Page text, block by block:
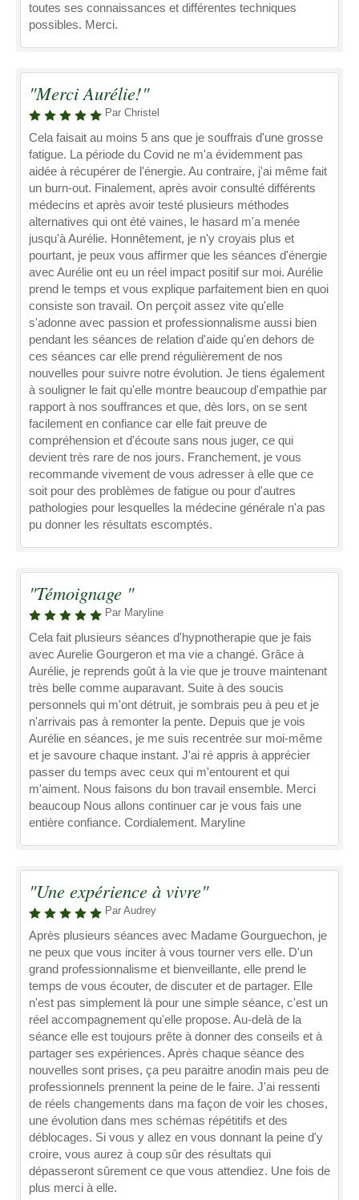
toutes ses connaissances et différentes techniques
possibles. Merci.
"Merci Aurélie!"
Par Christel
Cela faisait au moins 5 ans que je souffrais d'une grosse
fatigue. La période du Covid ne m'a évidemment pas
aidée à récupérer de l'énergie. Au contraire, j'ai même fait
un burn-out. Finalement, après avoir consulté différents
médecins et après avoir testé plusieurs méthodes
alternatives qui ont été vaines, le hasard m'a menée
jusqu'à Aurélie. Honnêtement, je n'y croyais plus et
pourtant, je peux vous affirmer que les séances d'énergie
avec Aurélie ont eu un réel impact positif sur moi. Aurélie
prend le temps et vous explique parfaitement bien en quoi
consiste son travail. On perçoit assez vite qu'elle
s'adonne avec passion et professionnalisme aussi bien
pendant les séances de relation d'aide qu'en dehors de
ces séances car elle prend régulièrement de nos
nouvelles pour suivre notre évolution. Je tiens également
à souligner le fait qu'elle montre beaucoup d'empathie par
rapport à nos souffrances et que, dès lors, on se sent
facilement en confiance car elle fait preuve de
compréhension et d'écoute sans nous juger, ce qui
devient très rare de nos jours. Franchement, je vous
recommande vivement de vous adresser à elle que ce
soit pour des problèmes de fatigue ou pour d'autres
pathologies pour lesquelles la médecine générale n'a pas
pu donner les résultats escomptés.
"Témoignage "
Par Maryline
Cela fait plusieurs séances d'hypnotherapie que je fais
avec Aurelie Gourgeron et ma vie a changé. Grâce à
Aurélie, je reprends goût à la vie que je trouve maintenant
très belle comme auparavant. Suite à des soucis
personnels qui m'ont détruit, je sombrais peu à peu et je
n'arrivais pas à remonter la pente. Depuis que je vois
Aurélie en séances, je me suis recentrée sur moi-même
et je savoure chaque instant. J'ai ré appris à apprécier
passer du temps avec ceux qui m'entourent et qui
m'aiment. Nous faisons du bon travail ensemble. Merci
beaucoup Nous allons continuer car je vous fais une
entière confiance. Cordialement. Maryline
"Une expérience à vivre"
Par Audrey
Après plusieurs séances avec Madame Gourguechon, je
ne peux que vous inciter à vous tourner vers elle. D'un
grand professionnalisme et bienveillante, elle prend le
temps de vous écouter, de discuter et de partager. Elle
n'est pas simplement là pour une simple séance, c'est un
réel accompagnement qu'elle propose. Au-delà de la
séance elle est toujours prête à donner des conseils et à
partager ses expériences. Après chaque séance des
nouvelles sont prises, ça peu paraitre anodin mais peu de
professionnels prennent la peine de le faire. J'ai ressenti
de réels changements dans ma façon de voir les choses,
une évolution dans mes schémas répétitifs et des
déblocages. Si vous y allez en vous donnant la peine d'y
croire, vous aurez à coup sûr des résultats qui
dépasseront sûrement ce que vous attendiez. Une fois de
plus merci à elle.